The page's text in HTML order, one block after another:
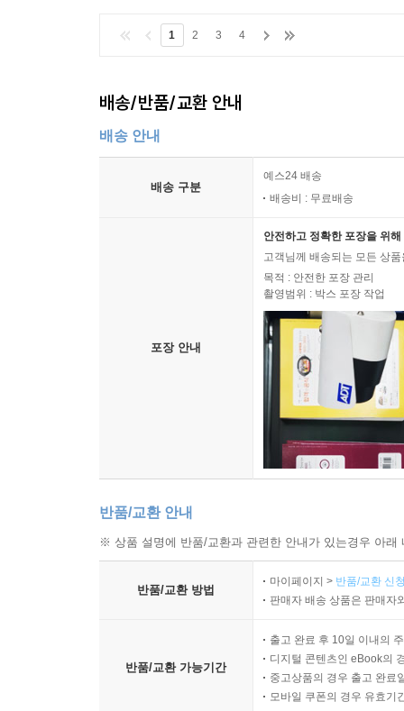
1 2 3 4
배송/반품/교환 안내
배송 안내
배송 구분
예스24 배송
배송비 : 무료배송
포장 안내
안전하고 정확한 포장을 위
고객님께 배송되는 모든 상
목적 : 안전한 포장 관리
촬영범위 : 박스 포장 작업
반품/교환 안내
※ 상품 설명에 반품/교환과 관련한 안내가 있는경우 아
반품/교환 방법
마이페이지 > 반품/교환 신
판매자 배송 상품은 판매자
반품/교환 가능기간
출고 완료 후 10일 이내의
디지털 콘텐츠인 eBook의
중고상품의 경우 출고 완료
모바일 쿠폰의 경우 유효기